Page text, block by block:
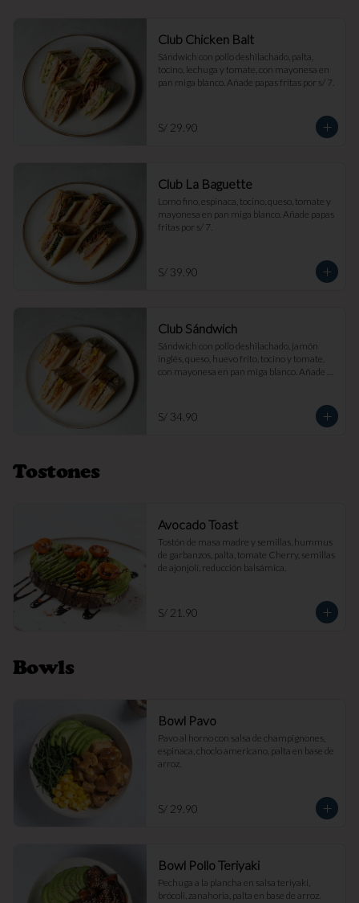
Club Chicken Balt
Sándwich con pollo deshilachado, palta,
tocino, lechuga y tomate, con mayonesa en
pan miga blanco. Añade papas fritas por s/ 7.
S/ 29.90
Club La Baguette
Lomo fino, espinaca, tocino, queso, tomate y
mayonesa en pan miga blanco. Añade papas
fritas por s/ 7.
S/ 39.90
Club Sándwich
Sándwich con pollo deshilachado, jamón
inglés, queso, huevo frito, tocino y tomate,
con mayonesa en pan miga blanco. Añade
S/ 34.90
Tostones
Avocado Toast
Tostón de masa madre y semillas, hummus
de garbanzos, palta, tomate Cherry, semillas
de ajonjolí, reducción balsámica.
S/ 21.90
Bowls
Bowl Pavo
Pavo al horno con salsa de champignones,
espinaca, choclo americano, palta en base de
arroz.
S/ 29.90
Bowl Pollo Teriyaki
Pechuga a la plancha en salsa teriyaki,
brócoli, zanahoria, palta en base de arroz.